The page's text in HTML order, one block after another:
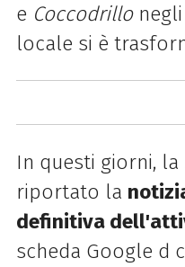
e Coccodrillo
locale si è
In questi giorni,
riportato la
definitiva
scheda Google d